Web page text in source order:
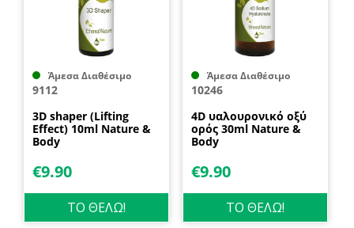
Άμεσα Διαθέσιμο
9112
3D shaper (Lifting
Effect) 10ml Nature &
Body
€9.90
ΤΟ ΘΕΛΩ!
Άμεσα Διαθέσιμο
10246
4D υαλουρονικό οξύ
ορός 30ml Nature &
Body
€9.90
ΤΟ ΘΕΛΩ!